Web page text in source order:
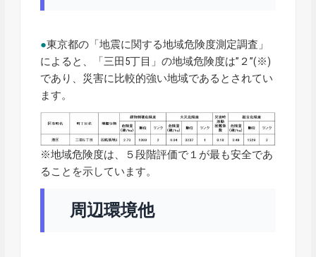
●東京都の「地震に関する地域危険度測定調査」
によると、「三田5丁目」の地域危険度は”２”(※)
であり、災害に比較的強い地域であるとされてい
ます。
※地域危険度は、５段階評価で１が最も安全であ
ることを示しています。
周辺環境他